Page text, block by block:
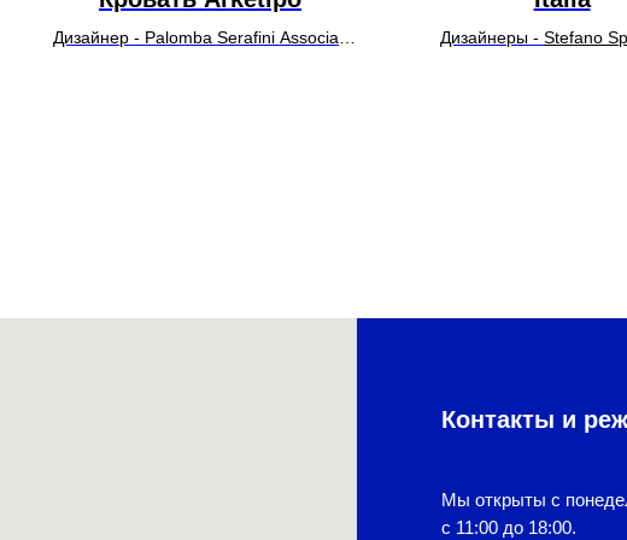
Дизайнер - Palomba Serafini Associati Дизайнеры - Stefano
Контакты и
Мы открыты с
с 11:00 до 18:00.